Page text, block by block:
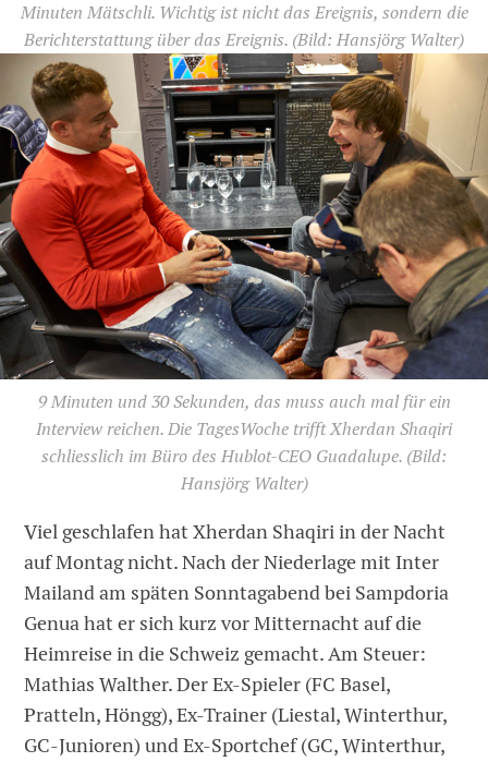
Minuten Mätschli. Wichtig ist nicht das Ereignis, sondern die
Berichterstattung über das Ereignis. (Bild: Hansjörg Walter)
9 Minuten und 30 Sekunden, das muss auch mal für ein
Interview reichen. Die TagesWoche trifft Xherdan Shaqiri
schliesslich im Büro des Hublot-CEO Guadalupe. (Bild:
Hansjörg Walter)
Viel geschlafen hat Xherdan Shaqiri in der Nacht
auf Montag nicht. Nach der Niederlage mit Inter
Mailand am späten Sonntagabend bei Sampdoria
Genua hat er sich kurz vor Mitternacht auf die
Heimreise in die Schweiz gemacht. Am Steuer:
Mathias Walther. Der Ex-Spieler (FC Basel,
Pratteln, Höngg), Ex-Trainer (Liestal, Winterthur,
GC-Junioren) und Ex-Sportchef (GC, Winterthur,